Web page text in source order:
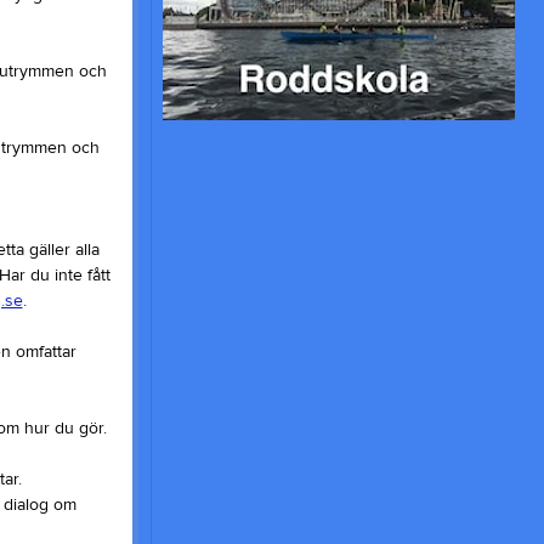
och
och
gäller alla
du inte fått
.
omfattar
hur du gör.
om